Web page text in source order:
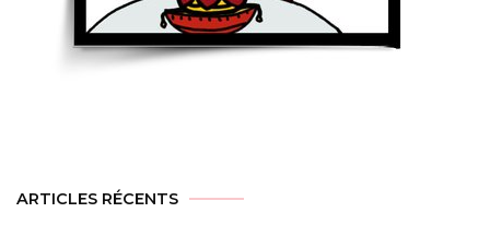
ARTICLES RÉCENTS